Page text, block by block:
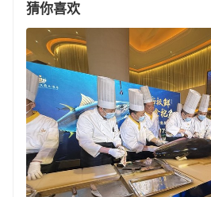
猜你喜欢